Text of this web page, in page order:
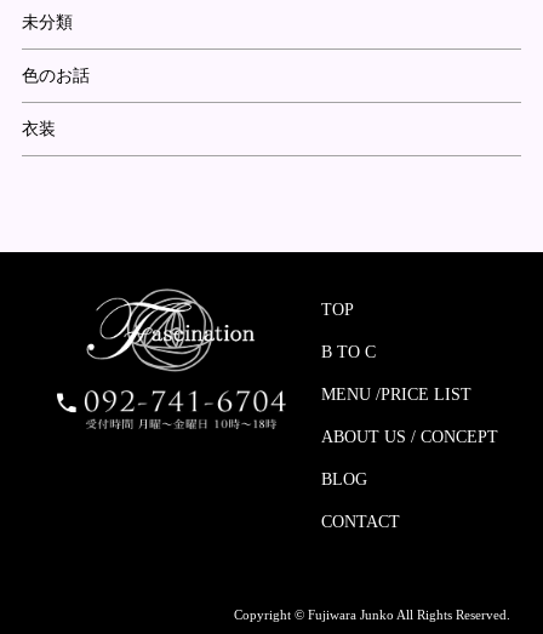
未分類
色のお話
衣装
TOP
B TO C
MENU /PRICE LIST
ABOUT US / CONCEPT
BLOG
CONTACT
Copyright © Fujiwara Junko All Rights Reserved.